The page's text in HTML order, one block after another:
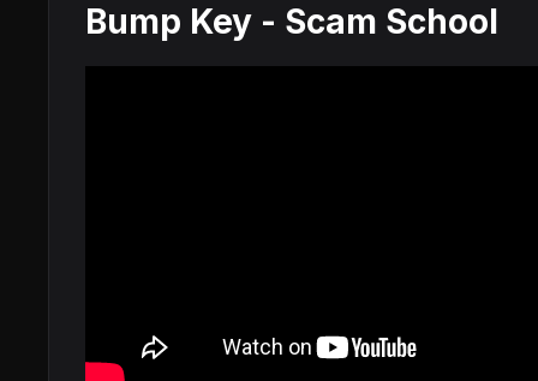
Bump Key - Scam School